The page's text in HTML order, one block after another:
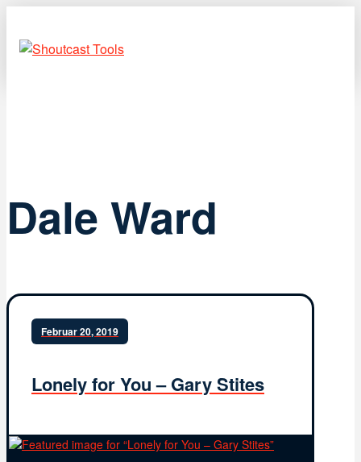
Dale Ward
Februar 20, 2019
Lonely for You – Gary Stites